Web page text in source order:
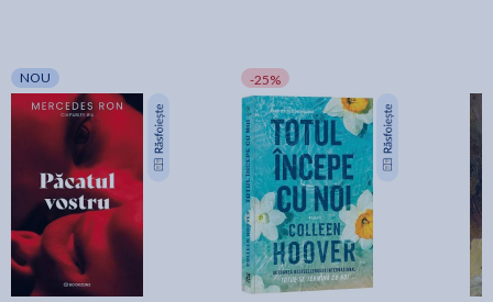
NOU -25%